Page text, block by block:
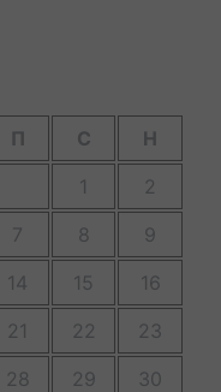
П С
Н
1
2
7 8
9
14 15
16
21 22
23
28 29
30